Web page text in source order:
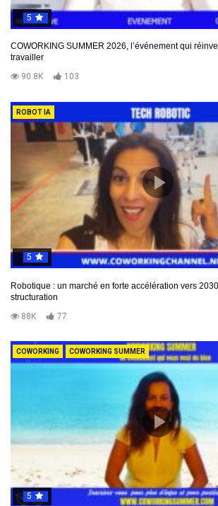
5
COWORKING SUMMER 2026, l’événement qui
travailler
90.8K
103
ROBOT IA
5
Robotique : un marché en forte accélération vers
structuration
88K
77
COWORKING COWORKING SUMMER
5